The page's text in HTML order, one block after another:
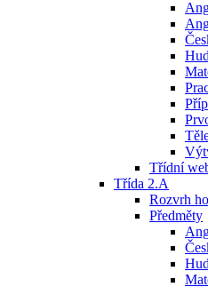
Třídní
Třída 2.A
Rozvrh
Předměty